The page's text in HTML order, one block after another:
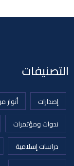
التصنيفات
إصدارات
أنوار
ندوات ومؤتمرات
دراسات إسلامية